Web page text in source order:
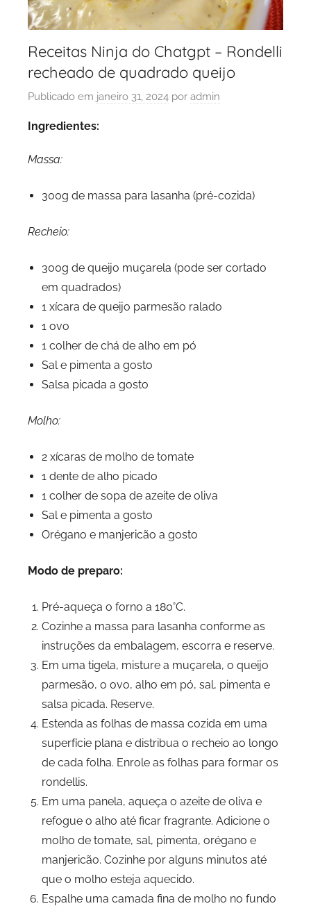
Receitas Ninja do Chatgpt – Rondelli
recheado de quadrado queijo
Publicado em janeiro 31, 2024 por admin
Ingredientes:
Massa:
300g de massa para lasanha (pré-cozida)
Recheio:
300g de queijo muçarela (pode ser cortado
em quadrados)
1 xícara de queijo parmesão ralado
1 ovo
1 colher de chá de alho em pó
Sal e pimenta a gosto
Salsa picada a gosto
Molho:
2 xícaras de molho de tomate
1 dente de alho picado
1 colher de sopa de azeite de oliva
Sal e pimenta a gosto
Orégano e manjericão a gosto
Modo de preparo:
Pré-aqueça o forno a 180°C.
Cozinhe a massa para lasanha conforme as
instruções da embalagem, escorra e reserve.
Em uma tigela, misture a muçarela, o queijo
parmesão, o ovo, alho em pó, sal, pimenta e
salsa picada. Reserve.
Estenda as folhas de massa cozida em uma
superfície plana e distribua o recheio ao longo
de cada folha. Enrole as folhas para formar os
rondellis.
Em uma panela, aqueça o azeite de oliva e
refogue o alho até ficar fragrante. Adicione o
molho de tomate, sal, pimenta, orégano e
manjericão. Cozinhe por alguns minutos até
que o molho esteja aquecido.
Espalhe uma camada fina de molho no fundo